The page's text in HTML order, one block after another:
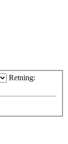
Retning: